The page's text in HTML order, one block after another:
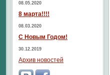
08.05.2020
8 марта!!!!
08.03.2020
С Новым Годом!
30.12.2019
Архив новостей